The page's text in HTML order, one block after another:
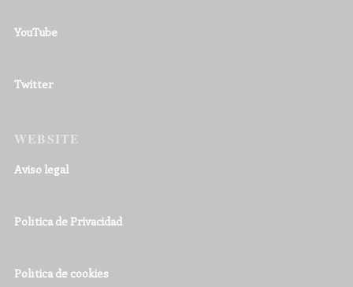
YouTube
Twitter
WEBSITE
Aviso legal
Política de Privacidad
Política de cookies